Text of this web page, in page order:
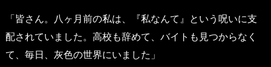
「皆さん。八ヶ月前の私は、『私なんて』という呪いに支
配されていました。高校も辞めて、バイトも見つからなく
て、毎日、灰色の世界にいました」